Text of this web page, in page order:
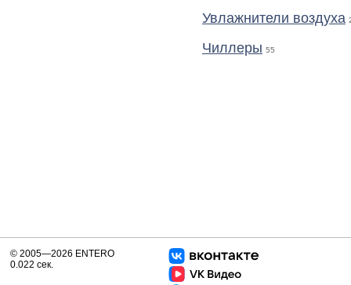
Увлажнители воздуха
Чиллеры 55
© 2005—2026 ENTERO
0.022 сек.